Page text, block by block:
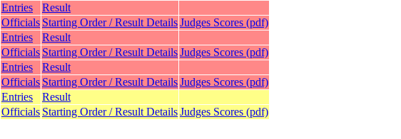
Entries
Result
Officials Starting Order / Result DetailsJudges Scores (pdf)
Entries
Result
Officials Starting Order / Result DetailsJudges Scores (pdf)
Entries
Result
Officials Starting Order / Result DetailsJudges Scores (pdf)
Entries
Result
Officials Starting Order / Result DetailsJudges Scores (pdf)